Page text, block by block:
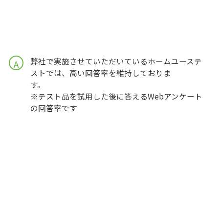
A
弊社で実施させていただいているホームユーステ
ストでは、高い回答率を維持しておりま
す
※テスト品を試用した後に答えるWebアンケート
の回答率です